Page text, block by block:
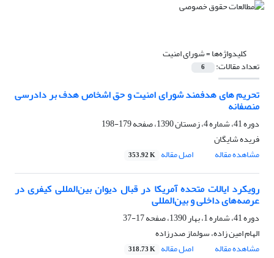
کلیدواژه‌ها =شورای امنیت
تعداد مقالات: 6
تحریم های هدفمند شورای امنیت و حق اشخاص هدف بر دادرسی
منصفانه
دوره 41، شماره 4، زمستان 1390، صفحه
179-198
فریده شایگان
مشاهده مقاله
اصل مقاله 353.92 K
رویکرد ایالات متحده آمریکا در قبال دیوان بین‌المللی کیفری در
عرصه‌های داخلی و بین‌المللی
دوره 41، شماره 1، بهار 1390، صفحه
17-37
الهام امین زاده، سولماز صدرزاده
مشاهده مقاله
اصل مقاله 318.73 K